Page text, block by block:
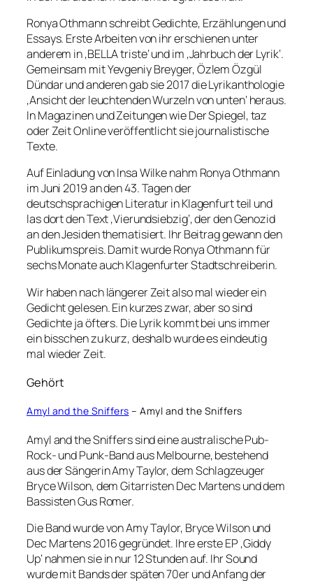
Ronya Othmann schreibt Gedichte, Erzählungen und
Essays. Erste Arbeiten von ihr erschienen unter
anderem in ‚BELLA triste‘ und im ‚Jahrbuch der Lyrik‘.
Gemeinsam mit Yevgeniy Breyger, Özlem Özgül
Dündar und anderen gab sie 2017 die Lyrikanthologie
‚Ansicht der leuchtenden Wurzeln von unten‘ heraus.
In Magazinen und Zeitungen wie Der Spiegel, taz
oder Zeit Online veröffentlicht sie journalistische
Texte.
Auf Einladung von Insa Wilke nahm Ronya Othmann
im Juni 2019 an den 43. Tagen der
deutschsprachigen Literatur in Klagenfurt teil und
las dort den Text ‚Vierundsiebzig‘, der den Genozid
an den Jesiden thematisiert. Ihr Beitrag gewann den
Publikumspreis. Damit wurde Ronya Othmann für
sechs Monate auch Klagenfurter Stadtschreiberin.
Wir haben nach längerer Zeit also mal wieder ein
Gedicht gelesen. Ein kurzes zwar, aber so sind
Gedichte ja öfters. Die Lyrik kommt bei uns immer
ein bisschen zu kurz, deshalb wurde es eindeutig
mal wieder Zeit.
Gehört
Amyl and the Sniffers – Amyl and the Sniffers
Amyl and the Sniffers sind eine australische Pub-
Rock- und Punk-Band aus Melbourne, bestehend
aus der Sängerin Amy Taylor, dem Schlagzeuger
Bryce Wilson, dem Gitarristen Dec Martens und dem
Bassisten Gus Romer.
Die Band wurde von Amy Taylor, Bryce Wilson und
Dec Martens 2016 gegründet. Ihre erste EP ‚Giddy
Up‘ nahmen sie in nur 12 Stunden auf. Ihr Sound
wurde mit Bands der späten 70er und Anfang der